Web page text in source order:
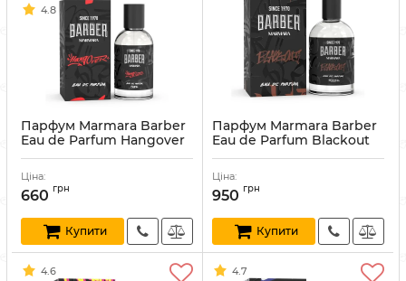
4.8
Парфум Marmara Barber
Eau de Parfum Hangover
Артикул:
Ціна:
660 грн
Купити
Парфум Marmara Barber
Eau de Parfum Blackout
Артикул:
Ціна:
950 грн
Купити
4.6 4.7